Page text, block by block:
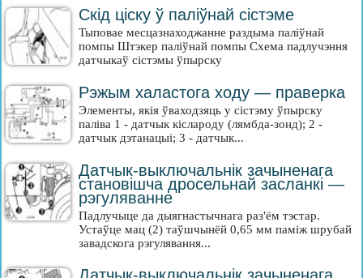
Скід ціску ў паліўнай сістэме
Тыповае месцазнаходжанне раздыма паліўнай
помпы Штэкер паліўнай помпы Схема падлучэння
датчыкаў сістэмы ўпырску
Рэжым халастога ходу — праверка
Элементы, якія ўваходзяць у сістэму ўпырску
паліва 1 - датчык кіслароду (лямбда-зонд); 2 -
датчык дэтанацыі; 3 - датчык...
Датчык-выключальнік зачыненага
становішча дросельнай засланкі —
рэгуляванне
Падлучыце да дыягнастычнага раз'ём тэстар.
Устаўце мац (2) таўшчынёй 0,65 мм паміж шрубай
завадскога рэгулявання...